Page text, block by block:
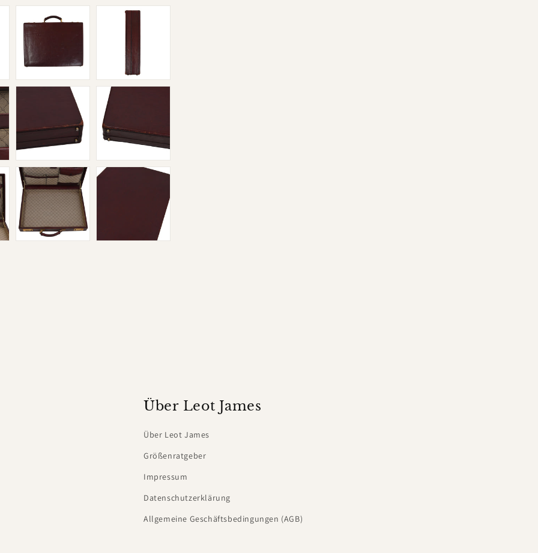
Über Leot James
Über Leot James
Größenratgeber
Impressum
Datenschutzerklärung
Allgemeine Geschäftsbedingungen (AGB)